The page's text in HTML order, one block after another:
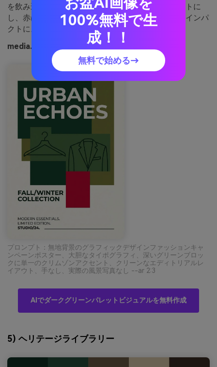
を飲み込まないように。コツ：画像は高コントラストに
し、赤は各セクションに一度だけ使うことで最大のインパ
クトに。
media.ioで生成した植物のノワールの画像例
プロンプト：無地背景のグラフィックデザインファッションキャ
ンペーンポスター、大胆なタイポグラフィ、深いグリーンブロッ
クに単一のクリムゾンアクセント、クリーンなエディトリアルレ
イアウト、手なし、実際の風景写真なし --ar 2:3
AIでダークグリーンパレットビジュアルを無料作成
5) ヘリテージライブラリー
100%無料で生
成！！
無料で始める→